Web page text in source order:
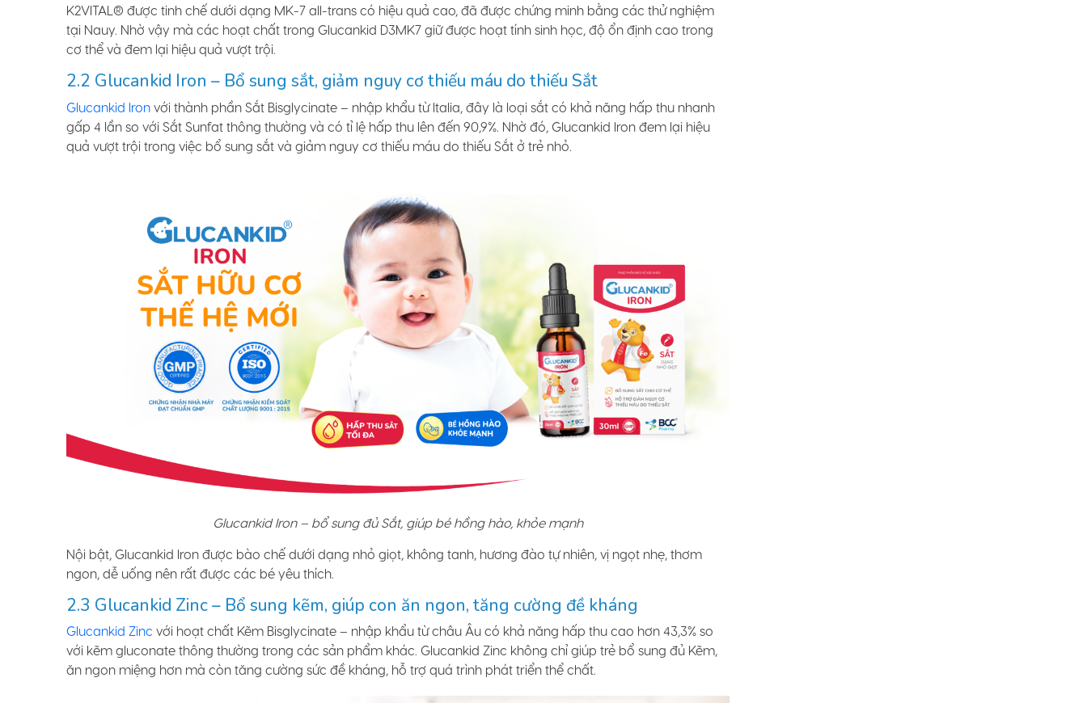
K2VITAL® được tinh chế dưới dạng MK-7 all-trans có hiệu quả cao, đã được chứng minh bằng các thử nghiệm
tại Nauy. Nhờ vậy mà các hoạt chất trong Glucankid D3MK7 giữ được hoạt tính sinh học, độ ổn định cao trong
cơ thể và đem lại hiệu quả vượt trội.
2.2 Glucankid Iron – Bổ sung sắt, giảm nguy cơ thiếu máu do thiếu Sắt
Glucankid Ironvới thành phần Sắt Bisglycinate – nhập khẩu từ Italia, đây là loại sắt có khả năng hấp thu nhanh
gấp 4 lần so với Sắt Sunfat thông thường và có tỉ lệ hấp thu lên đến 90,9%. Nhờ đó, Glucankid Iron đem lại hiệu
quả vượt trội trong việc bổ sung sắt và giảm nguy cơ thiếu máu do thiếu Sắt ở trẻ nhỏ.
Glucankid Iron – bổ sung đủ Sắt, giúp bé hồng hào, khỏe mạnh
Nội bật, Glucankid Iron được bào chế dưới dạng nhỏ giọt, không tanh, hương đào tự nhiên, vị ngọt nhẹ, thơm
ngon, dễ uống nên rất được các bé yêu thích.
2.3 Glucankid Zinc – Bổ sung kẽm, giúp con ăn ngon, tăng cường đề kháng
Glucankid Zinc với hoạt chất Kẽm Bisglycinate – nhập khẩu từ châu Âu có khả năng hấp thu cao hơn 43,3% so
với kẽm gluconate thông thường trong các sản phẩm khác. Glucankid Zinc không chỉ giúp trẻ bổ sung đủ Kẽm,
ăn ngon miệng hơn mà còn tăng cường sức đề kháng, hỗ trợ quá trình phát triển thể chất.